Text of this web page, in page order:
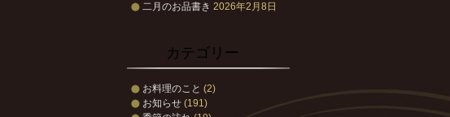
二月のお品書き 2026年2月8日
カテゴリー
お料理のこと (2)
お知らせ (191)